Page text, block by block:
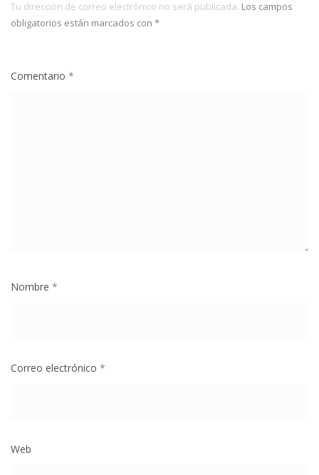
Tu dirección de correo electrónico no será publicada. Los campos
obligatorios están marcados con *
Comentario *
Nombre *
Correo electrónico *
Web